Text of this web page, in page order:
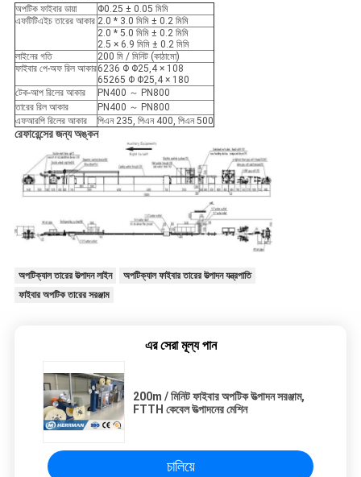
অপটিক ফাইবার ডায়া
Φ0.25 ± 0.05 মিমি
এফটিটিএইচ তারের আকার 2.0 * 3.0 মিমি ± 0.2 মিমি
2.0 * 5.0 মিমি ± 0.2 মিমি
2.5 × 6.9 মিমি ± 0.2 মিমি
লাইনের গতি
200 মি / মিনিট (কাঠামো)
ফাইবার পে-অফ রিল আকার6236 Φ Φ25,4 × 108
65265 Φ Φ25,4 × 180
টেক-আপ রিলের আকার
PN400 ～ PN800
তারের রিল আকার
PN400 ～ PN800
এফআরপি রিলের আকার
পিএন 235, পিএন 400, পিএন 500
রেফারেন্সের জন্য অঙ্কন
অপটিক্যাল তারের উত্পাদন লাইন
অপটিক্যাল ফাইবার তারের উত্পাদন যন্ত্রপাতি
ফাইবার অপটিক তারের সরঞ্জাম
এর সেরা মূল্য পান
200m / মিনিট ফাইবার অপটিক উত্পাদন সরঞ্জাম,
FTTH কেবেল উত্পাদনের মেশিন
চালিয়ে